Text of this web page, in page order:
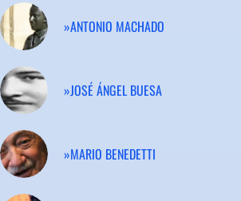
»ANTONIO MACHADO
»JOSÉ ÁNGEL BUESA
»MARIO BENEDETTI